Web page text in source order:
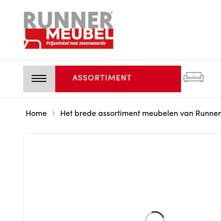
ASSORTIMENT
Home Het brede assortiment meubelen van Runner